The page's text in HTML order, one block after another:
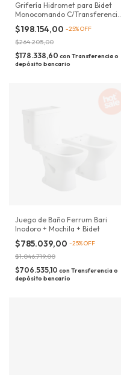
Grifería Hidromet para Bidet
Monocomando C/Transferencia
Negro Mate Mod: 08402NEGR
$198.154,00 -25%OFF
$264.205,00
$178.338,60 con Transferencia o
depósito bancario
Juego de Baño Ferrum Bari
Inodoro + Mochila + Bidet
$785.039,00 -25%OFF
$1.046.719,00
$706.535,10 con Transferencia o
depósito bancario